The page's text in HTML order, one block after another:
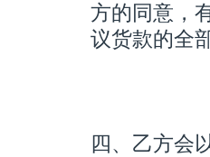
方的同意，
议货款的全
四、乙方会